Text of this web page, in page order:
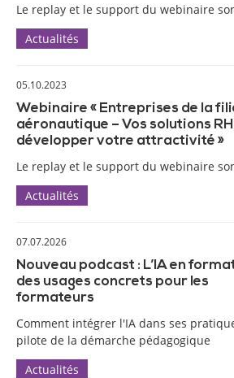
Le replay et le support du webinaire
Actualités
05.10.2023
Webinaire « Entreprises de la
aéronautique – Vos solutions
développer votre attractivité »
Le replay et le support du webinaire
Actualités
07.07.2026
Nouveau podcast : L’IA en
des usages concrets pour les
formateurs
Comment intégrer l'IA dans ses
pilote de la démarche pédagogique
Actualités